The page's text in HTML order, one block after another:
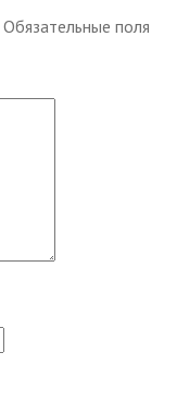
Обязательные поля